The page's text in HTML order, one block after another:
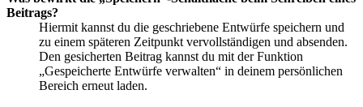
Beitrags?
Hiermit kannst du die geschriebene Entwürfe speichern und
zu einem späteren Zeitpunkt vervollständigen und absenden.
Den gesicherten Beitrag kannst du mit der Funktion
„Gespeicherte Entwürfe verwalten“ in deinem persönlichen
Bereich erneut laden.